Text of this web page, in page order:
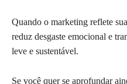
Quando o marketing reflete
reduz desgaste emocional e
leve e sustentável.
Se você quer se aprofundar